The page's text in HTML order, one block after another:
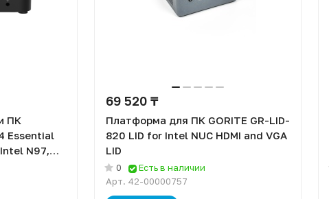
ПК
Essential
N97,
69 520 ₸
Платформа для ПК GORITE GR-LID-
820 LID for Intel NUC HDMI and VGA
LID
0
Есть в наличии
Арт. 42-00000757